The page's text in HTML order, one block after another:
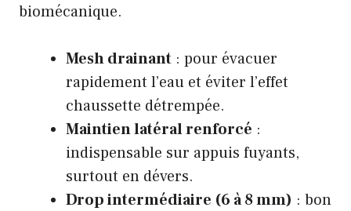
biomécanique.
Mesh drainant : pour évacuer
rapidement l’eau et éviter l’effet
chaussette détrempée.
Maintien latéral renforcé :
indispensable sur appuis fuyants,
surtout en dévers.
Drop intermédiaire (6 à 8 mm) : bon